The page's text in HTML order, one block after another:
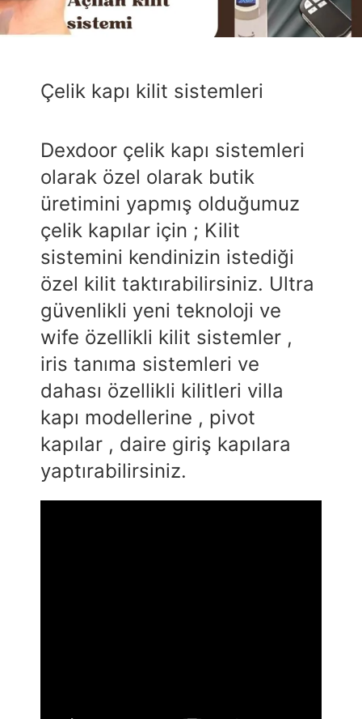
Çelik kapı kilit sistemleri
Dexdoor çelik kapı sistemleri
olarak özel olarak butik
üretimini yapmış olduğumuz
çelik kapılar için ; Kilit
sistemini kendinizin istediği
özel kilit taktırabilirsiniz. Ultra
güvenlikli yeni teknoloji ve
wife özellikli kilit sistemler ,
iris tanıma sistemleri ve
dahası özellikli kilitleri villa
kapı modellerine , pivot
kapılar , daire giriş kapılara
yaptırabilirsiniz.